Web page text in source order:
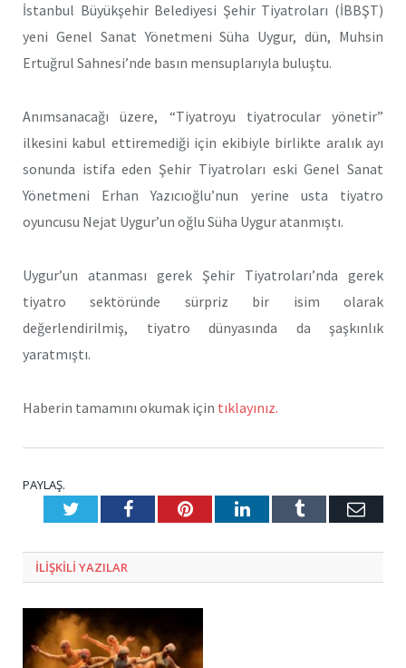
İstanbul Büyükşehir Belediyesi Şehir Tiyatroları (İBBŞT)
yeni Genel Sanat Yönetmeni Süha Uygur, dün, Muhsin
Ertuğrul Sahnesi’nde basın mensuplarıyla buluştu.
Anımsanacağı üzere, “Tiyatroyu tiyatrocular yönetir”
ilkesini kabul ettiremediği için ekibiyle birlikte aralık ayı
sonunda istifa eden Şehir Tiyatroları eski Genel Sanat
Yönetmeni Erhan Yazıcıoğlu’nun yerine usta tiyatro
oyuncusu Nejat Uygur’un oğlu Süha Uygur atanmıştı.
Uygur’un atanması gerek Şehir Tiyatroları’nda gerek
tiyatro sektöründe sürpriz bir isim olarak
değerlendirilmiş, tiyatro dünyasında da şaşkınlık
yaratmıştı.
Haberin tamamını okumak için tıklayınız.
PAYLAŞ.
TwitterFacebookPinterestLinkedInTumblr E-
ILIŞKILI YAZILAR